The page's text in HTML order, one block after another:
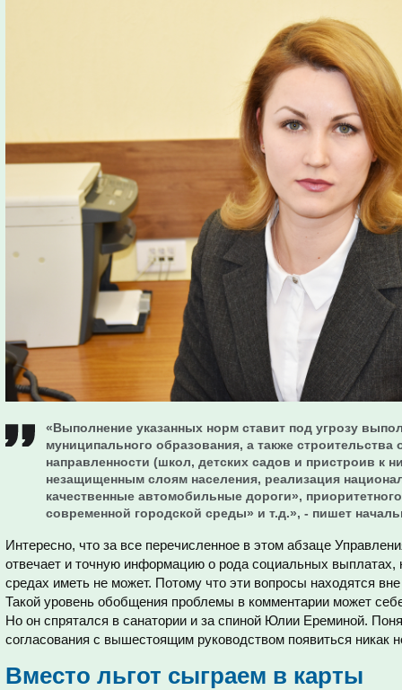
«Выполнение указанных норм ставит под угрозу
муниципального образования, а также строительства
направленности (школ, детских садов и пристроив к
незащищенным слоям населения, реализация
качественные автомобильные дороги»,
современной городской среды» и т.д.», - пишет
Интересно, что за все перечисленное в этом абзаце
отвечает и точную информацию о рода социальных выплатах,
средах иметь не может. Потому что эти вопросы находятся
Такой уровень обобщения проблемы в комментарии может
Но он спрятался в санатории и за спиной Юлии Ереминой.
согласования с вышестоящим руководством появиться никак
Вместо льгот сыграем в карты